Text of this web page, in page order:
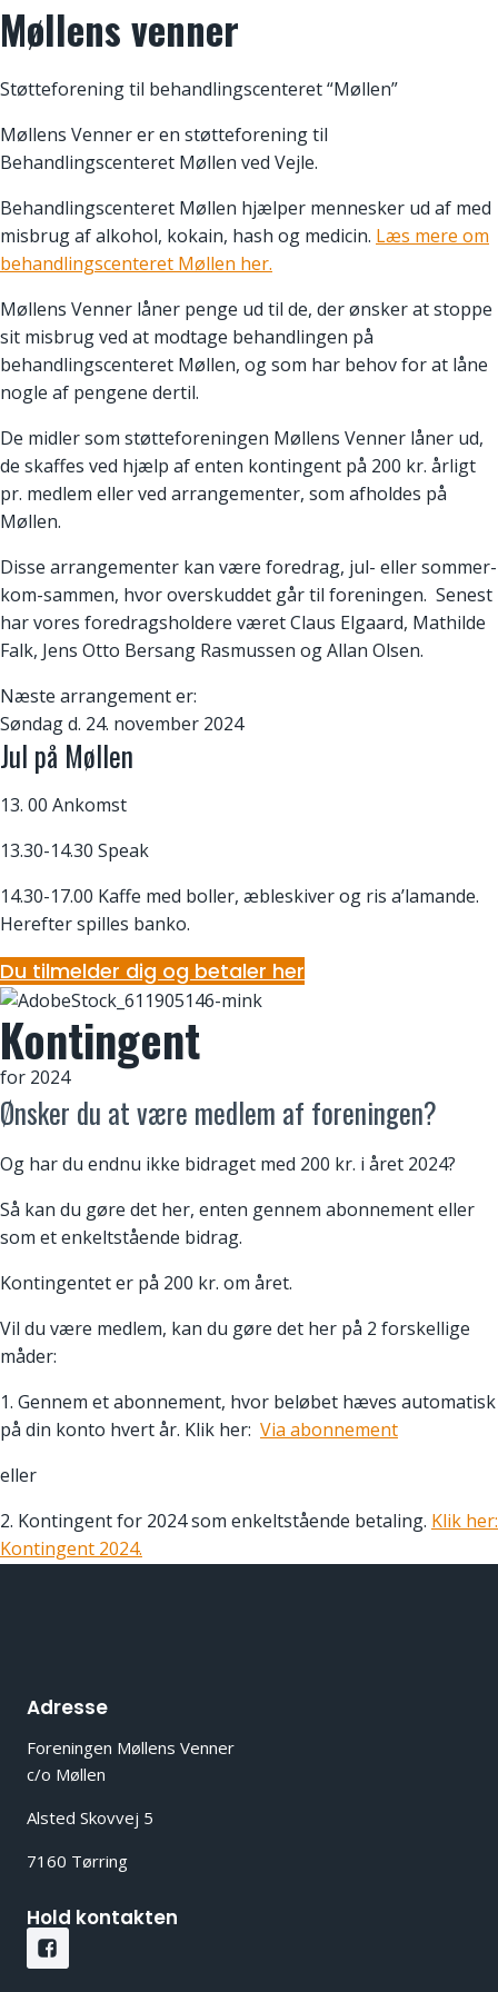
Skip
to
Møllens venner
Støtteforening til behandlingscenteret “Møllen”
Møllens Venner er en støtteforening til
Behandlingscenteret Møllen ved Vejle.
Behandlingscenteret Møllen hjælper mennesker ud af med
misbrug af alkohol, kokain, hash og medicin. Læs mere om
behandlingscenteret Møllen her.
Møllens Venner låner penge ud til de, der ønsker at stoppe
sit misbrug ved at modtage behandlingen på
behandlingscenteret Møllen, og som har behov for at låne
nogle af pengene dertil.
De midler som støtteforeningen Møllens Venner låner ud,
de skaffes ved hjælp af enten kontingent på 200 kr. årligt
pr. medlem eller ved arrangementer, som afholdes på
Møllen.
Disse arrangementer kan være foredrag, jul- eller sommer-
kom-sammen, hvor overskuddet går til foreningen. Senest
har vores foredragsholdere været Claus Elgaard, Mathilde
Falk, Jens Otto Bersang Rasmussen og Allan Olsen.
Næste arrangement er:
Søndag d. 24. november 2024
Jul på Møllen
13. 00 Ankomst
13.30-14.30 Speak
14.30-17.00 Kaffe med boller, æbleskiver og ris a’lamande.
Herefter spilles banko.
Du tilmelder dig og betaler her
Kontingent
for 2024
Ønsker du at være medlem af foreningen?
Og har du endnu ikke bidraget med 200 kr. i året 2024?
Så kan du gøre det her, enten gennem abonnement eller
som et enkeltstående bidrag.
Kontingentet er på 200 kr. om året.
Vil du være medlem, kan du gøre det her på 2 forskellige
måder:
1. Gennem et abonnement, hvor beløbet hæves automatisk
på din konto hvert år. Klik her: Via abonnement
eller
2. Kontingent for 2024 som enkeltstående betaling. Klik her:
Kontingent 2024.
Adresse
Foreningen Møllens Venner
c/o Møllen
Alsted Skovvej 5
7160 Tørring
Hold kontakten